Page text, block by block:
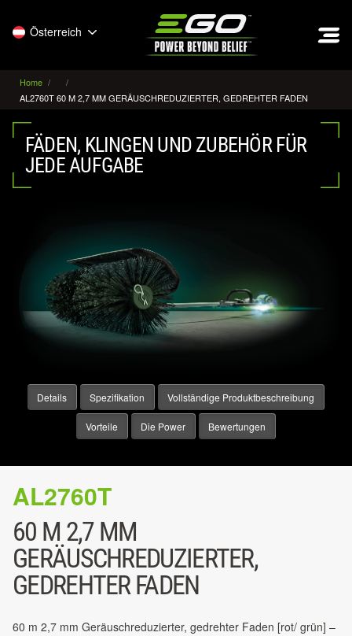
Österreich
Home
AL2760T 60 M 2,7 MM GERÄUSCHREDUZIERTER, GEDREHTER FADEN
FÄDEN, KLINGEN UND ZUBEHÖR FÜR
JEDE AUFGABE
Details Spezifikation Vollständige Produktbeschreibung
Vorteile Die Power Bewertungen
AL2760T
60 M 2,7 MM
GERÄUSCHREDUZIERTER,
GEDREHTER FADEN
60 m 2,7 mm Geräuschreduzierter, gedrehter Faden [rot/ grün] –